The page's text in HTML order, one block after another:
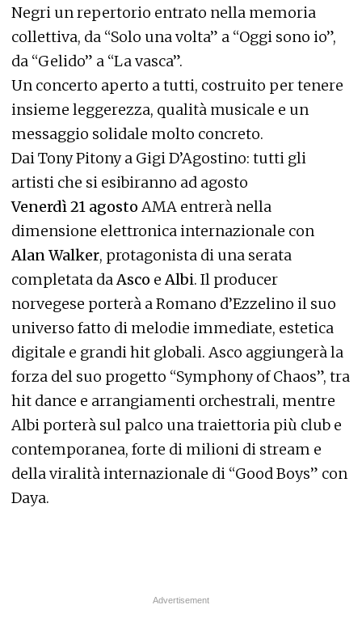
Negri un repertorio entrato nella memoria
collettiva, da “Solo una volta” a “Oggi sono io”,
da “Gelido” a “La vasca”.
Un concerto aperto a tutti, costruito per tenere
insieme leggerezza, qualità musicale e un
messaggio solidale molto concreto.
Dai Tony Pitony a Gigi D’Agostino: tutti gli
artisti che si esibiranno ad agosto
Venerdì 21 agosto AMA entrerà nella
dimensione elettronica internazionale con
Alan Walker, protagonista di una serata
completata daAsco eAlbi. Il producer
norvegese porterà a Romano d’Ezzelino il suo
universo fatto di melodie immediate, estetica
digitale e grandi hit globali. Asco aggiungerà la
forza del suo progetto “Symphony of Chaos”, tra
hit dance e arrangiamenti orchestrali, mentre
Albi porterà sul palco una traiettoria più club e
contemporanea, forte di milioni di stream e
della viralità internazionale di “Good Boys” con
Daya.